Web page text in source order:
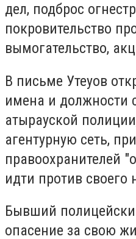
дел, подброс
покровительство
вымогательство,
В письме Утеуов
имена и должности
атырауской
агентурную сеть,
правоохранителей
идти против своего
Бывший
опасение за свою